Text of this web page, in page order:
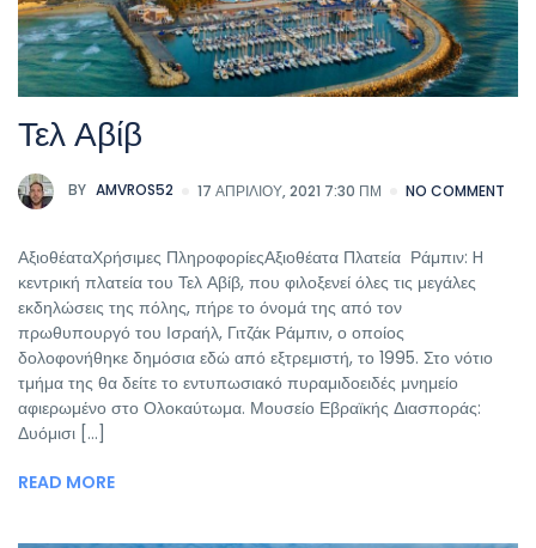
Τελ Αβίβ
BY AMVROS52 17 ΑΠΡΙΛΊΟΥ, 2021 7:30 ΠΜ NO COMMENT
ΑξιοθέαταΧρήσιμες ΠληροφορίεςΑξιοθέατα Πλατεία Ράμπιν: H
κεντρική πλατεία του Τελ Αβίβ, που φιλοξενεί όλες τις μεγάλες
εκδηλώσεις της πόλης, πήρε το όνομά της από τον
πρωθυπουργό του Ισραήλ, Γιτζάκ Ράμπιν, ο οποίος
δολοφονήθηκε δημόσια εδώ από εξτρεμιστή, το 1995. Στο νότιο
τμήμα της θα δείτε το εντυπωσιακό πυραμιδοειδές μνημείο
αφιερωμένο στο Ολοκαύτωμα. Μουσείο Εβραϊκής Διασποράς:
Δυόμισι [...]
READ MORE